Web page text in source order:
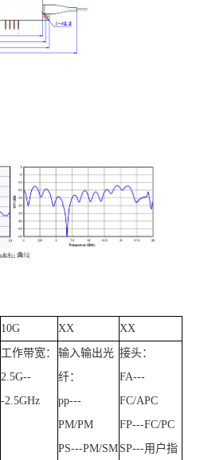
10G XX XX
工作带宽：
2.5G--
-2.5GHz
输入输出光
纤：
pp---
PM/PM
PS---PM/SM
接头：
FA---
FC/APC
FP---FC/PC
SP---用户指